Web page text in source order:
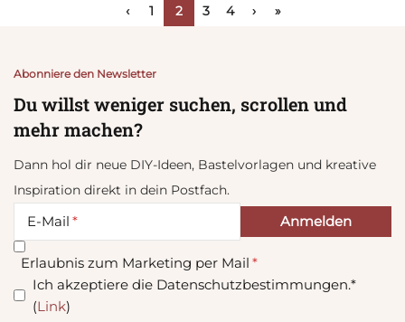
‹ 1 2 3 4 › »
Abonniere den Newsletter
Du willst weniger suchen, scrollen und
mehr machen?
Dann hol dir neue DIY-Ideen, Bastelvorlagen und kreative
Inspiration direkt in dein Postfach.
E-Mail
Erlaubnis zum Marketing per Mail
Ich akzeptiere die Datenschutzbestimmungen.*
(Link)